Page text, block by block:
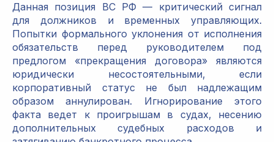
Данная позиция ВС РФ — критический сигнал
для должников и временных управляющих.
Попытки формального уклонения от исполнения
обязательств перед руководителем под
предлогом «прекращения договора» являются
юридически несостоятельными, если
корпоративный статус не был надлежащим
образом аннулирован. Игнорирование этого
факта ведет к проигрышам в судах, несению
дополнительных судебных расходов и